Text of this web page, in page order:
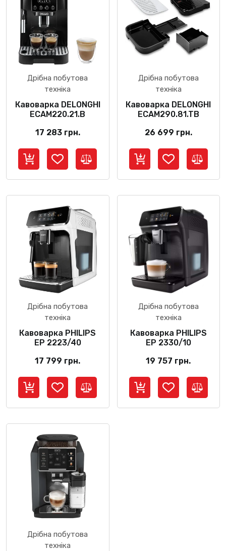
Дрібна побутова
техніка
Кавоварка DELONGHI
ECAM220.21.B
17 283 грн.
Дрібна побутова
техніка
Кавоварка DELONGHI
ECAM290.81.TB
26 699 грн.
Дрібна побутова
техніка
Кавоварка PHILIPS
EP 2223/40
17 799 грн.
Дрібна побутова
техніка
Кавоварка PHILIPS
EP 2330/10
19 757 грн.
Дрібна побутова
техніка